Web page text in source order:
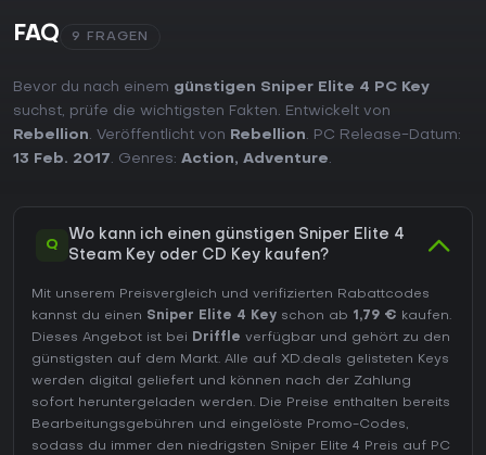
FAQ 9 FRAGEN
Bevor du nach einem günstigen Sniper Elite 4 PC Key
suchst, prüfe die wichtigsten Fakten. Entwickelt von
Rebellion. Veröffentlicht von Rebellion. PC Release-Datum:
13 Feb. 2017. Genres: Action, Adventure.
Q
Wo kann ich einen günstigen Sniper Elite 4
Steam Key oder CD Key kaufen?
Mit unserem Preisvergleich und verifizierten Rabattcodes
kannst du einen Sniper Elite 4 Key schon ab 1,79 € kaufen.
Dieses Angebot ist bei Driffle verfügbar und gehört zu den
günstigsten auf dem Markt. Alle auf XD.deals gelisteten Keys
werden digital geliefert und können nach der Zahlung
sofort heruntergeladen werden. Die Preise enthalten bereits
Bearbeitungsgebühren und eingelöste Promo-Codes,
sodass du immer den niedrigsten Sniper Elite 4 Preis auf PC